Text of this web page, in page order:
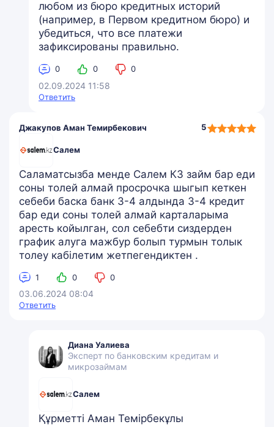
любом из бюро кредитных историй
(например, в Первом кредитном бюро) и
убедиться, что все платежи
зафиксированы правильно.
0 0 0
02.09.2024 11:58
Ответить
Джакупов Аман Темирбекович
Салем
5
5,0
Саламатсызба менде Салем КЗ займ бар еди
соны толей алмай просрочка шыгып кеткен
себеби баска банк 3-4 алдында 3-4 кредит
бар еди соны толей алмай карталарыма
аресть койылган, сол себебти сиздерден
график алуга мажбур болып турмын толык
толеу кабiлетим жетпегендиктен .
1 0 0
03.06.2024 08:04
Ответить
Диана Уалиева
Эксперт по банковским кредитам и
микрозаймам
Салем
Құрметті Аман Темірбекұлы